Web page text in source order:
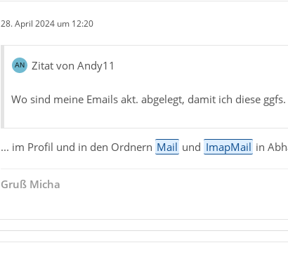
28. April 2024 um 12:20
Zitat von Andy11
Wo sind meine Emails akt. abgelegt, damit ich diese
... im Profil und in den Ordnern Mail und ImapMail in
Gruß Micha